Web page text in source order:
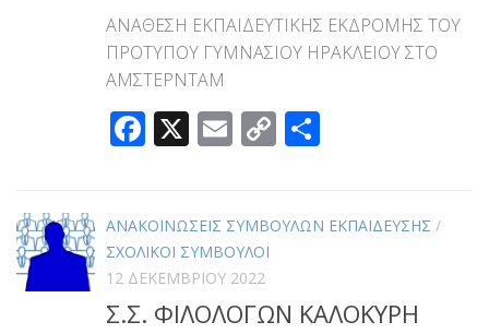
ΑΝΑΘΕΣΗ ΕΚΠΑΙΔΕΥΤΙΚΗΣ ΕΚΔΡΟΜΗΣ ΤΟΥ
ΠΡΟΤΥΠΟΥ ΓΥΜΝΑΣΙΟΥ ΗΡΑΚΛΕΙΟΥ ΣΤΟ
ΑΜΣΤΕΡΝΤΑΜ
Facebook
X Email
Copy
ΑΝΑΚΟΙΝΩΣΕΙΣ ΣΥΜΒΟΥΛΩΝ ΕΚΠΑΙΔΕΥΣΗΣ /
ΣΧΟΛΙΚΟΙ ΣΥΜΒΟΥΛΟΙ
12 ΔΕΚΕΜΒΡΊΟΥ 2022
Σ.Σ. ΦΙΛΟΛΟΓΩΝ ΚΑΛΟΚΥΡΗ